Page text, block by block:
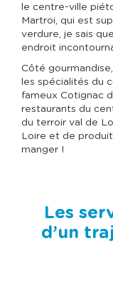
le centre-ville
Martroi, qui est
verdure, je sais
endroit
Côté
les spécialités du
fameux Cotignac
restaurants du
du terroir val de
Loire et de
manger !
Les
d’un